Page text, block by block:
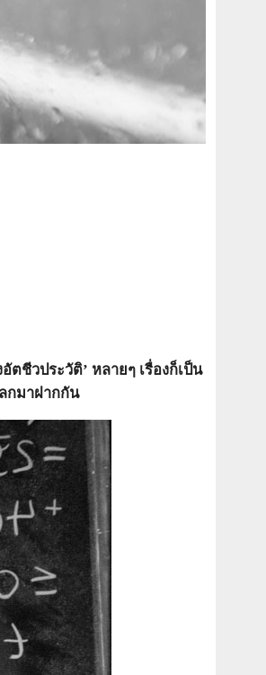
ชีวประวัติ’ หลายๆ เรื่องก็เป็น
กมาฝากกัน